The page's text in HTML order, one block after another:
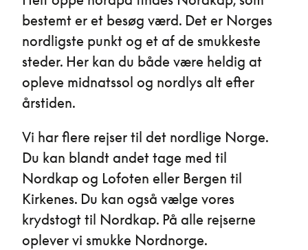
bestemt er et besøg værd. Det er Norges
nordligste punkt og et af de smukkeste
steder. Her kan du både være heldig at
opleve midnatssol og nordlys alt efter
årstiden.
Vi har flere rejser til det nordlige Norge.
Du kan blandt andet tage med til
Nordkap og Lofoten eller Bergen til
Kirkenes. Du kan også vælge vores
krydstogt til Nordkap. På alle rejserne
oplever vi smukke Nordnorge.